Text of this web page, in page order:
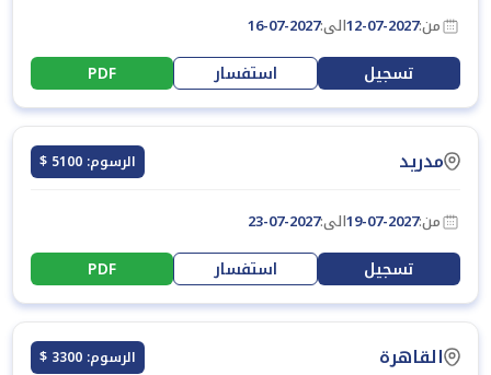
من:12-07-2027الى:16-07-2027
تسجيل استفسار PDF
مدريد الرسوم: 5100 $
من:19-07-2027الى:23-07-2027
تسجيل استفسار PDF
القاهرة الرسوم: 3300 $